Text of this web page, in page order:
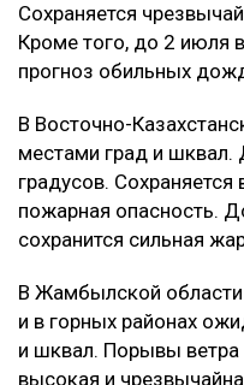
Сохраняется
Кроме того, до 2 июля
прогноз обильных
В Восточно-
местами град и
градусов.
пожарная опасность.
сохранится сильная
В Жамбылской области
и в горных районах
и шквал. Порывы
высокая и